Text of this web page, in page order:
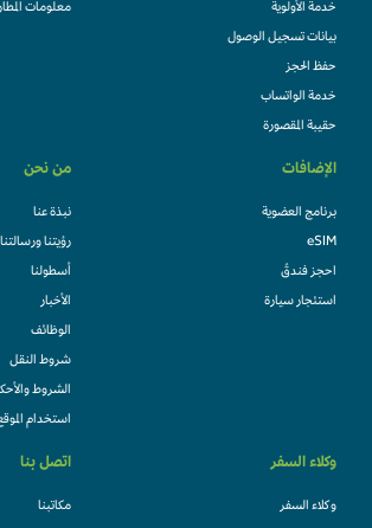
خدمة الأولوية
بيانات تسجيل الوصول
حفظ الحجز
خدمة الواتساب
حقيبة المقصورة
معلومات المطار
الإضافات
برنامج العضوية
eSIM
احجز فندقً
استئجار سيارة
من نحن
نبذة عنا
رؤيتنا ورسالتنا
أسطولنا
الأخبار
الوظائف
شروط النقل
الشروط والأحكام
استخدام الموقع
وكلاء السفر
وكلاء السفر
اتصل بنا
مكاتبنا